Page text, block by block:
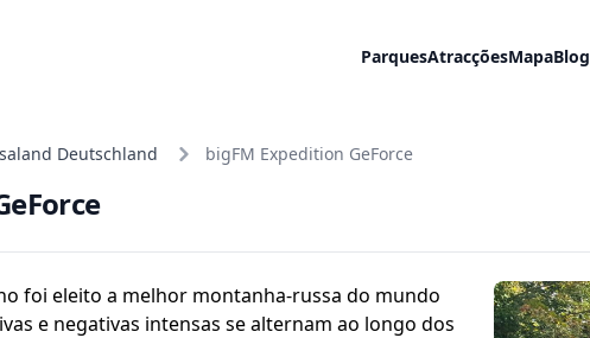
ParquesAtracçõesMapaBlog
Deutschland bigFM Expedition GeForce
foi eleito a melhor montanha-russa do mundo
e negativas intensas se alternam ao longo dos